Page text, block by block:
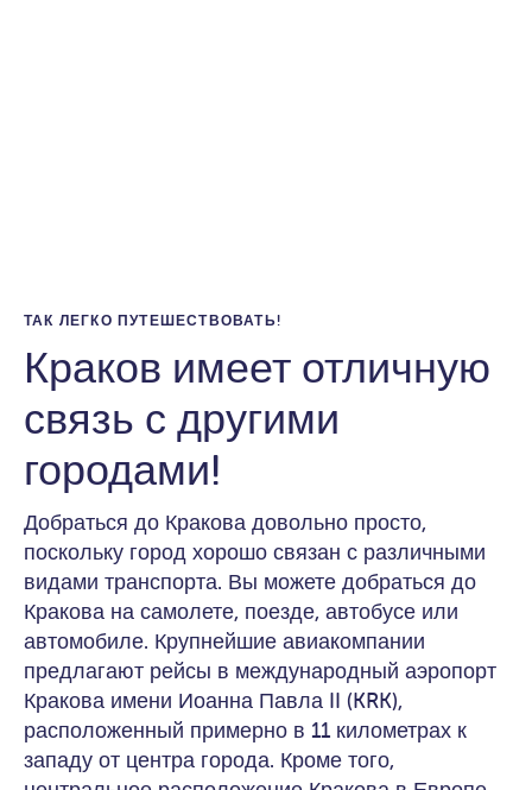
ТАК ЛЕГКО ПУТЕШЕСТВОВАТЬ!
Краков имеет отличную
связь с другими
городами!
Добраться до Кракова довольно просто,
поскольку город хорошо связан с различными
видами транспорта. Вы можете добраться до
Кракова на самолете, поезде, автобусе или
автомобиле. Крупнейшие авиакомпании
предлагают рейсы в международный аэропорт
Кракова имени Иоанна Павла II (KRK),
расположенный примерно в 11 километрах к
западу от центра города. Кроме того,